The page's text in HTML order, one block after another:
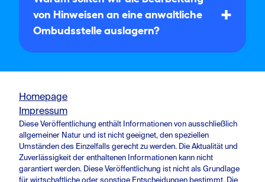
von Hinweisen an eine anwaltliche
Ombudsstelle auslagern?
Homepage
Impressum
Diese Veröffentlichung enthält Informationen von ausschließlich
allgemeiner Natur und ist nicht geeignet, den speziellen
Umständen des Einzelfalls gerecht zu werden. Die Aktualität und
Zuverlässigkeit der enthaltenen Informationen kann nicht
garantiert werden. Diese Veröffentlichung ist nicht als Grundlage
für wirtschaftliche oder sonstige Entscheidungen bestimmt. Die